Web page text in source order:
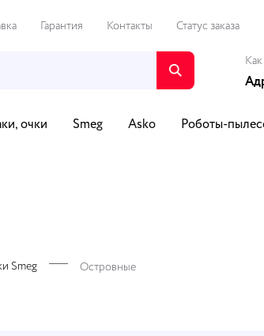
Гарантия Контакты Статус заказа
очки Smeg Asko Роботы-
Smeg Островные